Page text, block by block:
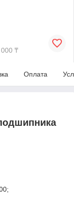
₸
Оплата